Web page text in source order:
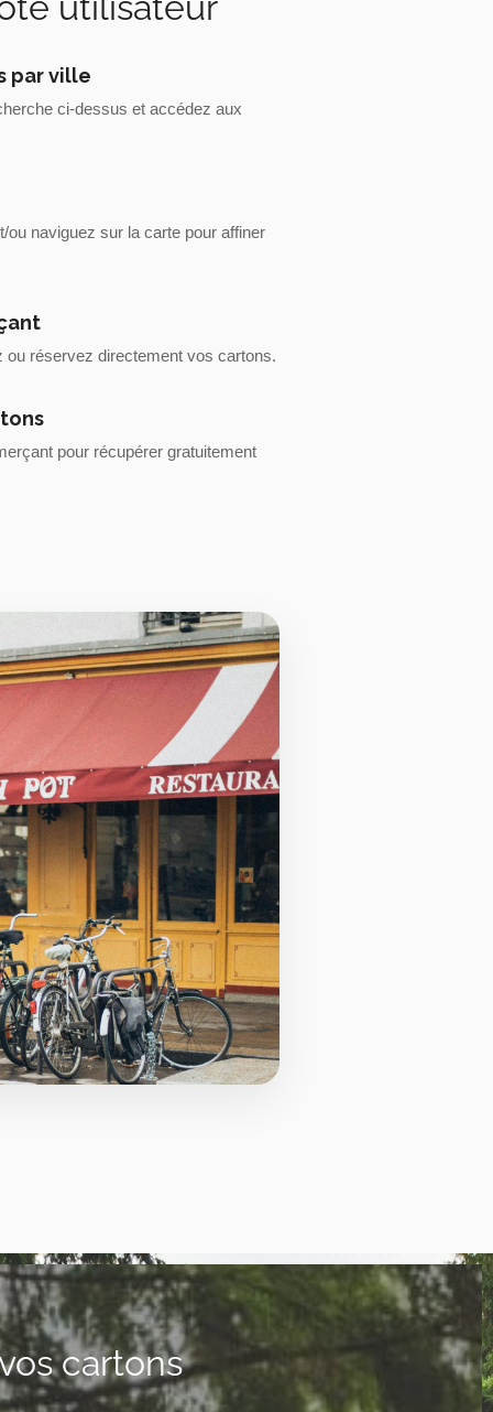
par ville
ci-dessus et accédez aux
ou naviguez sur la carte pour affiner
réservez directement vos cartons.
pour récupérer gratuitement
cartons